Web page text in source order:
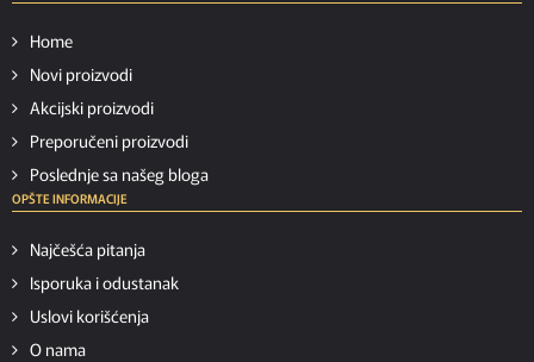
Home
Novi proizvodi
Akcijski proizvodi
Preporučeni proizvodi
Poslednje sa našeg bloga
OPŠTE INFORMACIJE
Najčešća pitanja
Isporuka i odustanak
Uslovi korišćenja
O nama